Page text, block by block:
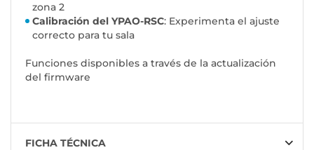
zona 2
Calibración del YPAO-RSC: Experimenta el ajuste
correcto para tu sala
Funciones disponibles a través de la actualización
del firmware
FICHA TÉCNICA